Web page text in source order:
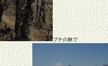
ブナの林で